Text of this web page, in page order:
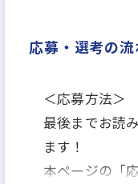
応募・選考の
＜応募方法＞
最後までお読
ます！
本ページの「